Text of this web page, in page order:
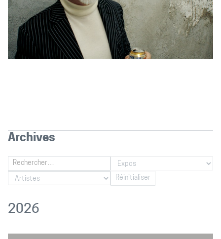
Archives
Réinitialiser
2026